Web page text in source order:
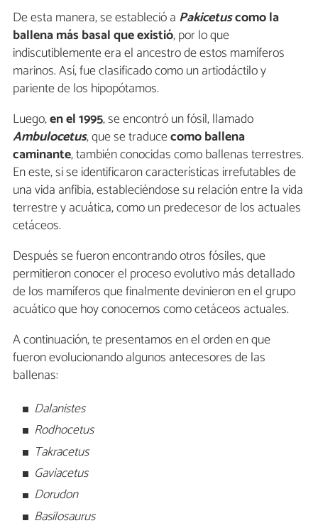
De esta manera, se estableció a Pakicetuscomo la
ballena más basal que existió, por lo que
indiscutiblemente era el ancestro de estos mamíferos
marinos. Así, fue clasificado como un artiodáctilo y
pariente de los hipopótamos.
Luego,en el 1995, se encontró un fósil, llamado
Ambulocetus, que se traducecomo ballena
caminante, también conocidas como ballenas terrestres.
En este, si se identificaron características irrefutables de
una vida anfibia, estableciéndose su relación entre la vida
terrestre y acuática, como un predecesor de los actuales
cetáceos.
Después se fueron encontrando otros fósiles, que
permitieron conocer el proceso evolutivo más detallado
de los mamíferos que finalmente devinieron en el grupo
acuático que hoy conocemos como cetáceos actuales.
A continuación, te presentamos en el orden en que
fueron evolucionando algunos antecesores de las
ballenas:
Dalanistes
Rodhocetus
Takracetus
Gaviacetus
Dorudon
Basilosaurus